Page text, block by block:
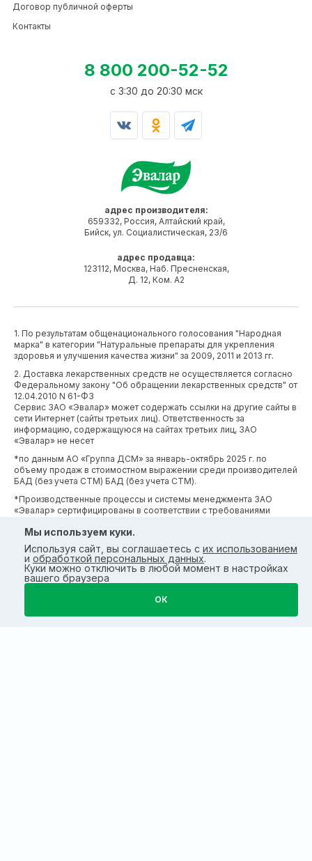
адрес производителя:
659332, Россия, Алтайский край,
Бийск, ул. Социалистическая, 23/6
адрес продавца:
123112, Москва, Наб. Пресненская,
Д. 12, Ком. А2
Договор публичной оферты
Контакты
8 800 200-52-52
c 3:30 до 20:30 мск
1. По результатам общенационального голосования "Народная
марка" в категории "Натуральные препараты для укрепления
здоровья и улучшения качества жизни" за 2009, 2011 и 2013 гг.
2. Доставка лекарственных средств не осуществляется согласно
Федеральному закону "Об обращении лекарственных средств" от
12.04.2010 N 61-ФЗ
Сервис ЗАО «Эвалар» может содержать ссылки на другие сайты в
сети Интернет (сайты третьих лиц). Ответственность за
информацию, содержащуюся на сайтах третьих лиц, ЗАО
«Эвалар» не несет
*по данным АО «Группа ДСМ» за январь-октябрь 2025 г. по
объему продаж в стоимостном выражении среди производителей
БАД (без учета СТМ) БАД (без учета СТМ).
*Производственные процессы и системы менеджмента ЗАО
«Эвалар» сертифицированы в соответствии с требованиями
Мы используем куки.
Используя сайт, вы соглашаетесь с их использованием
и обработкой персональных данных.
Куки можно отключить в любой момент в настройках
вашего браузера
ОК